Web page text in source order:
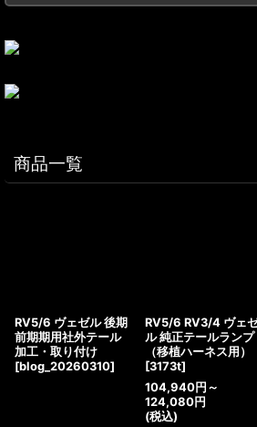
商品一覧
RV5/6 ヴェゼル 後期
前期期用社外テール
加工・取り付け
[blog_20260310]
RV5/6 RV3/4 ヴェ
ル 純正テールランプ
（移植ハーネス用）
[3173t]
104,940円 ～
124,080円
(税込)